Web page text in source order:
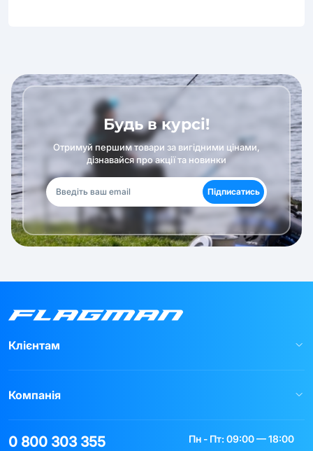
Будь в курсі!
Отримуй першим товари за вигідними цінами,
дізнавайся про акції та новинки
Підписатись
Клієнтам
Компанія
0 800 303 355
Пн - Пт: 09:00 — 18:00